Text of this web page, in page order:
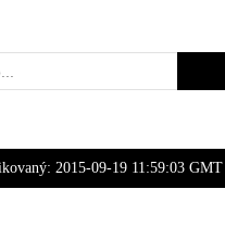
2015-09-19 11:59:03 GMT